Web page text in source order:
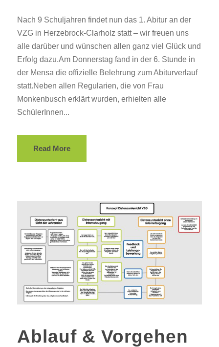
Nach 9 Schuljahren findet nun das 1. Abitur an der
VZG in Herzebrock-Clarholz statt – wir freuen uns
alle darüber und wünschen allen ganz viel Glück und
Erfolg dazu.Am Donnerstag fand in der 6. Stunde in
der Mensa die offizielle Belehrung zum Abiturverlauf
statt.Neben allen Regularien, die von Frau
Monkenbusch erklärt wurden, erhielten alle
SchülerInnen...
Read More
Ablauf & Vorgehen